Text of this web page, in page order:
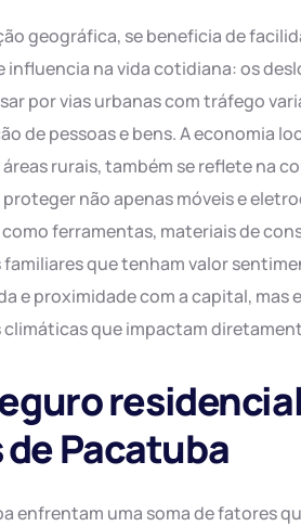
geográfica, se beneficia de
influencia na vida cotidiana: os
por vias urbanas com tráfego
de pessoas e bens. A economia
rurais, também se reflete na
não apenas móveis e
ferramentas, materiais de
que tenham valor
e proximidade com a capital,
climáticas que impactam
Pacatuba
enfrentam uma soma de fatores